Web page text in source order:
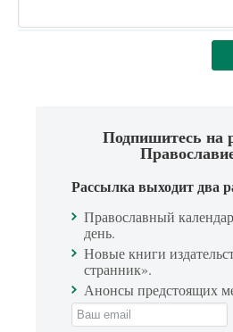
Подпишитесь на
Рассылка выходит два
Православный
день.
Новые книги
странник».
Анонсы предстоящих